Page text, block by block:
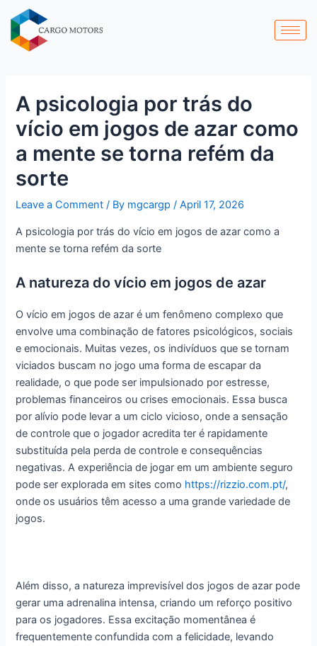
content
A psicologia por trás do
vício em jogos de azar como
a mente se torna refém da
sorte
Leave a Comment / By mgcargp/April 17, 2026
A psicologia por trás do vício em jogos de azar como a
mente se torna refém da sorte
A natureza do vício em jogos de azar
O vício em jogos de azar é um fenômeno complexo que
envolve uma combinação de fatores psicológicos, sociais
e emocionais. Muitas vezes, os indivíduos que se tornam
viciados buscam no jogo uma forma de escapar da
realidade, o que pode ser impulsionado por estresse,
problemas financeiros ou crises emocionais. Essa busca
por alívio pode levar a um ciclo vicioso, onde a sensação
de controle que o jogador acredita ter é rapidamente
substituída pela perda de controle e consequências
negativas. A experiência de jogar em um ambiente seguro
pode ser explorada em sites como https://rizzio.com.pt/,
onde os usuários têm acesso a uma grande variedade de
jogos.
Além disso, a natureza imprevisível dos jogos de azar pode
gerar uma adrenalina intensa, criando um reforço positivo
para os jogadores. Essa excitação momentânea é
frequentemente confundida com a felicidade, levando
Post
navigation